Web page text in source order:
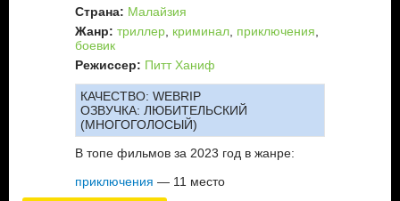
Страна: Малайзия
Жанр: триллер криминал приключения
боевик
Режиссер: Питт Ханиф
КАЧЕСТВО: WEBRIP
ОЗВУЧКА: ЛЮБИТЕЛЬСКИЙ
(МНОГОГОЛОСЫЙ)
В топе фильмов за 2023 год в жанре:
приключения — 11 место